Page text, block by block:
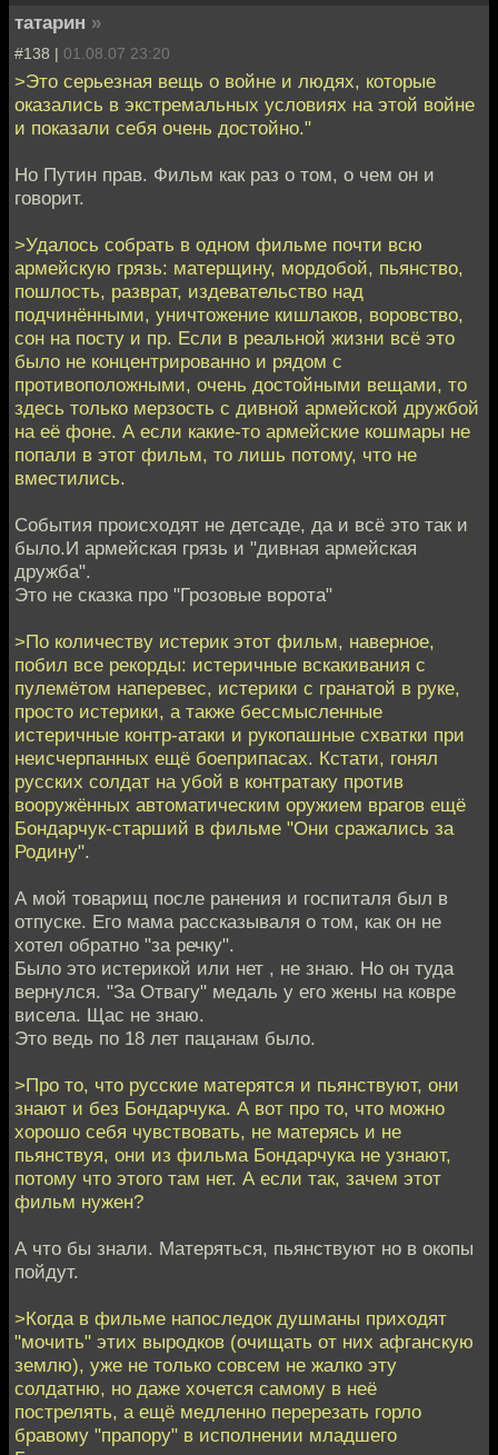
татарин »
#138 | 01.08.07 23:20
>Это серьезная вещь о войне и людях, которые
оказались в экстремальных условиях на этой войне
и показали себя очень достойно."
Но Путин прав. Фильм как раз о том, о чем он и
говорит.
>Удалось собрать в одном фильме почти всю
армейскую грязь: матерщину, мордобой, пьянство,
пошлость, разврат, издевательство над
подчинёнными, уничтожение кишлаков, воровство,
сон на посту и пр. Если в реальной жизни всё это
было не концентрированно и рядом с
противоположными, очень достойными вещами, то
здесь только мерзость с дивной армейской дружбой
на её фоне. А если какие-то армейские кошмары не
попали в этот фильм, то лишь потому, что не
вместились.
События происходят не детсаде, да и всё это так и
было.И армейская грязь и "дивная армейская
дружба".
Это не сказка про "Грозовые ворота"
>По количеству истерик этот фильм, наверное,
побил все рекорды: истеричные вскакивания с
пулемётом наперевес, истерики с гранатой в руке,
просто истерики, а также бессмысленные
истеричные контр-атаки и рукопашные схватки при
неисчерпанных ещё боеприпасах. Кстати, гонял
русских солдат на убой в контратаку против
вооружённых автоматическим оружием врагов ещё
Бондарчук-старший в фильме "Они сражались за
Родину".
А мой товарищ после ранения и госпиталя был в
отпуске. Его мама рассказываля о том, как он не
хотел обратно "за речку".
Было это истерикой или нет , не знаю. Но он туда
вернулся. "За Отвагу" медаль у его жены на ковре
висела. Щас не знаю.
Это ведь по 18 лет пацанам было.
>Про то, что русские матерятся и пьянствуют, они
знают и без Бондарчука. А вот про то, что можно
хорошо себя чувствовать, не матерясь и не
пьянствуя, они из фильма Бондарчука не узнают,
потому что этого там нет. А если так, зачем этот
фильм нужен?
А что бы знали. Матеряться, пьянствуют но в окопы
пойдут.
>Когда в фильме напоследок душманы приходят
"мочить" этих выродков (очищать от них афганскую
землю), уже не только совсем не жалко эту
солдатню, но даже хочется самому в неё
пострелять, а ещё медленно перерезать горло
бравому "прапору" в исполнении младшего